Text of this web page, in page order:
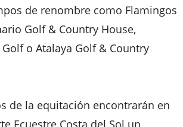
de renombre como Flamingos
Golf & Country House,
o Atalaya Golf & Country
de la equitación encontrarán en
Ecuestre Costa del Sol un